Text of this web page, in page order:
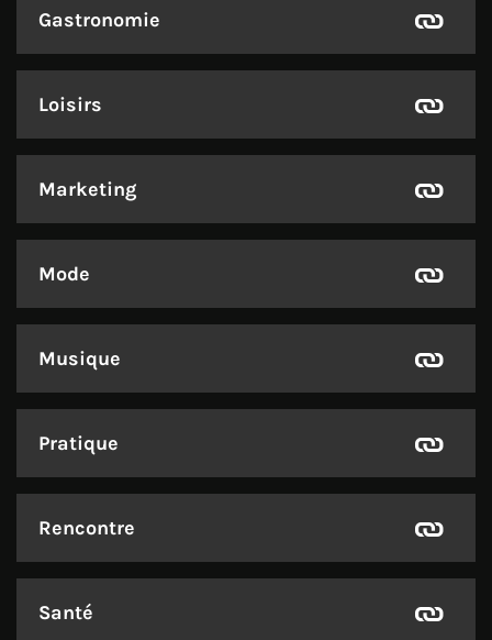
Gastronomie
Loisirs
Marketing
Mode
Musique
Pratique
Rencontre
Santé